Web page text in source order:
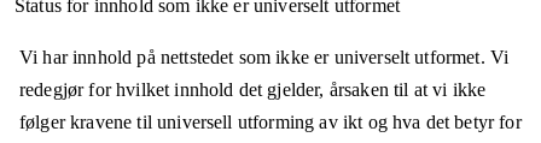
Status for innhold som ikke er universelt utformet
Vi har innhold på nettstedet som ikke er universelt utformet. Vi
redegjør for hvilket innhold det gjelder, årsaken til at vi ikke
følger kravene til universell utforming av ikt og hva det betyr for